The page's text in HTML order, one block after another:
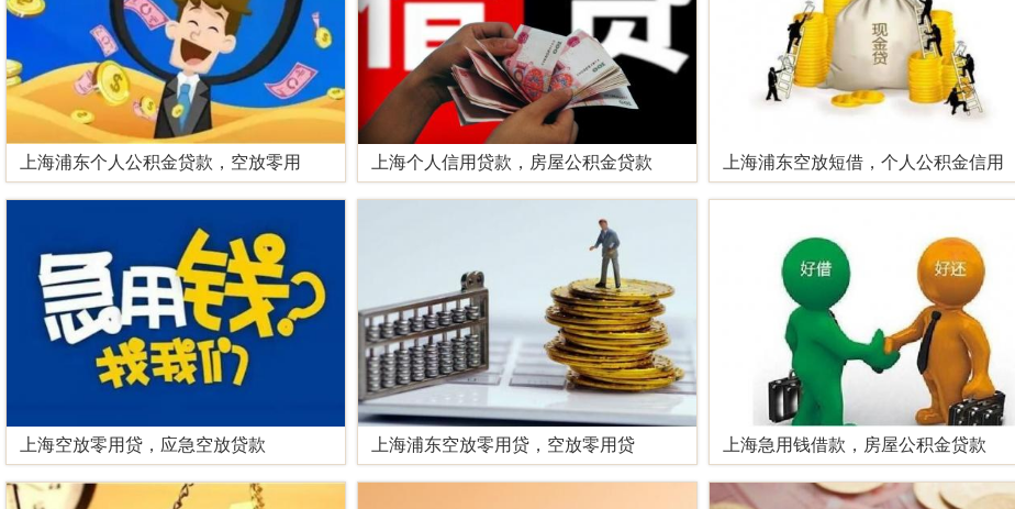
上海浦东个人公积金贷款，空放零用 上海个人信用贷款，房屋公积金贷款 上海浦东空放短借，个人公积金信用
上海空放零用贷，应急空放贷款 上海浦东空放零用贷，空放零用贷 上海急用钱借款，房屋公积金贷款